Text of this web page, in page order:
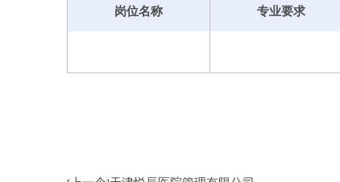
学生提供就业实习服务。
岗位名称 专业要求